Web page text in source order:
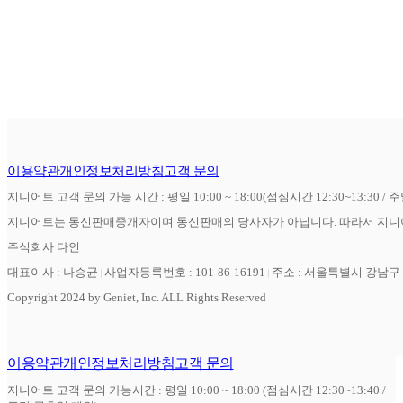
이용약관개인정보처리방침고객 문의
지니어트 고객 문의 가능 시간 : 평일 10:00 ~ 18:00(점심시간 12:30~13:30 /
지니어트는 통신판매중개자이며 통신판매의 당사자가 아닙니다. 따라서 지
주식회사 다인
대표이사 : 나승균 사업자등록번호 : 101-86-16191
주소 : 서울특별시 강남
Copyright 2024 by Geniet, Inc. ALL Rights Reserved
이용약관개인정보처리방침고객 문의
지니어트 고객 문의 가능시간 : 평일 10:00 ~ 18:00 (점심시간 12:30~13:40 /